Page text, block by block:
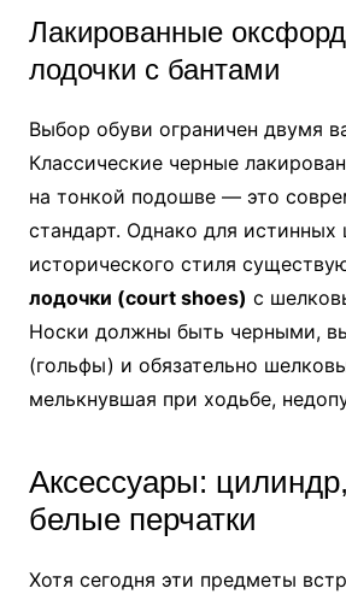
Лакированные
лодочки с бантами
Выбор обуви ограничен двумя
Классические черные
на тонкой подошве — это
стандарт. Однако для истинных
исторического стиля
лодочки (court shoes) с
Носки должны быть черными,
(гольфы) и обязательно
мелькнувшая при ходьбе,
Аксессуары:
белые перчатки
Хотя сегодня эти предметы